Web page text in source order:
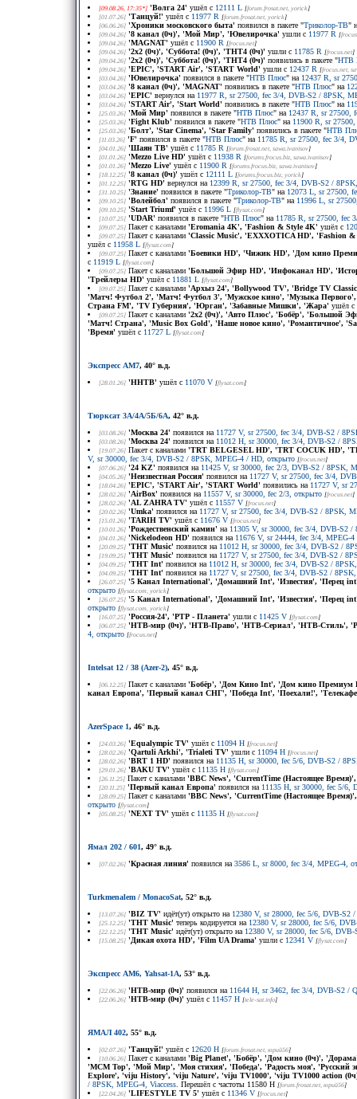
[09.08.26, 17:35*] 'Волга 24' ушёл с 12111 L [forum.frosat.net, yorick]
[01.07.26] 'Танцуй!' ушёл с 11977 R [forum.frosat.net, yorick]
[06.06.26] 'Хроники московского быта' появился в пакете "Триколор-ТВ"
[09.04.26] '8 канал (0ч)', 'Мой Мир', 'Ювелирочка' ушли с 11977 R [
[09.04.26] 'MAGNAT' ушёл с 11900 R [frocus.net]
[09.04.26] '2x2 (0ч)', 'Суббота! (0ч)', 'ТНТ4 (0ч)' ушли с 11785 R [frocus.net]
[09.04.26] '2x2 (0ч)', 'Суббота! (0ч)', 'ТНТ4 (0ч)' появились в пакете "НТВ
[09.04.26] 'EPIC', 'START Air', 'START World' ушли с 12437 R [frocus.net,
[03.04.26] 'Ювелирочка' появился в пакете "НТВ Плюс" на 12437 R, sr
[03.04.26] '8 канал (0ч)', 'MAGNAT' появились в пакете "НТВ Плюс" на
[03.04.26] 'EPIC' вернулся на 11977 R, sr 27500, fec 3/4, DVB-S2 / 8PSK,
[03.04.26] 'START Air', 'Start World' появились в пакете "НТВ Плюс" на
[25.03.26] 'Мой Мир' появился в пакете "НТВ Плюс" на 12437 R, sr 27500,
[25.03.26] 'Fight Klub' появился в пакете "НТВ Плюс" на 11900 R, sr
[25.03.26] 'Болт', 'Star Cinema', 'Star Family' появились в пакете "НТВ
[11.03.26] 'F' появился в пакете "НТВ Плюс" на 11785 R, sr 27500, fec 3/4,
[04.01.26] 'Шаян ТВ' ушёл с 11785 R [forum.frosat.net, sawa.ivanisov]
[01.01.26] 'Mezzo Live HD' ушёл с 11938 R [forums.frocus.biz, sawa.ivanisov]
[01.01.26] 'Mezzo Live' ушёл с 11900 R [forums.frocus.biz, sawa.ivanisov]
[18.12.25] '8 канал (0ч)' ушёл с 12111 L [forums.frocus.biz, yorick]
[01.12.25] 'RTG HD' вернулся на 12399 R, sr 27500, fec 3/4, DVB-S2 /
[31.10.25] 'Знание' появился в пакете "Триколор-ТВ" на 12073 L, sr 27500,
[09.10.25] 'Волейбол' появился в пакете "Триколор-ТВ" на 11996 L, sr
[09.10.25] 'Start Triumf' ушёл с 11996 L [flysat.com]
[10.07.25] 'UDAR' появился в пакете "НТВ Плюс" на 11785 R, sr 27500, fec
[09.07.25] Пакет с каналами 'Eromania 4K', 'Fashion & Style 4K' ушёл с
[09.07.25] Пакет с каналами 'Classic Music', 'EXXXOTICA HD', 'Fashion &
ушёл с 11958 L [flysat.com]
[09.07.25] Пакет с каналами 'Боевики HD', 'Чижик HD', 'Дом кино
с 11919 L [flysat.com]
[09.07.25] Пакет с каналами 'Большой Эфир HD', 'Инфоканал HD',
'Трейлеры HD' ушёл с 11881 L [flysat.com]
[09.07.25] Пакет с каналами 'Архыз 24', 'Bollywood TV', 'Bridge TV
'Матч! Футбол 2', 'Матч! Футбол 3', 'Мужское кино', 'Музыка
Страна FM', 'TV Губерния', 'Юрган', 'Забавные Мишки', 'Жара' ушёл с
[09.07.25] Пакет с каналами '2x2 (0ч)', 'Авто Плюс', 'Бобёр', 'Большой
'Матч! Страна', 'Music Box Gold', 'Наше новое кино', 'Романтичное',
'Время' ушёл с 11727 L [flysat.com]
Экспресс АМ7, 40° в.д.
[28.01.26] 'ННТВ' ушёл с 11070 V [flysat.com]
Тюрксат 3A/4A/5Б/6A, 42° в.д.
[03.08.26] 'Москва 24' появился на 11727 V, sr 27500, fec 3/4, DVB-S2 /
[03.08.26] 'Москва 24' появился на 11012 H, sr 30000, fec 3/4, DVB-S2 /
[19.07.26] Пакет с каналами 'TRT BELGESEL HD', 'TRT COCUK HD',
V, sr 30000, fec 3/4, DVB-S2 / 8PSK, MPEG-4 / HD, открыто [frocus.net]
[07.06.26] '24 KZ' появился на 11425 V, sr 30000, fec 2/3, DVB-S2 / 8PSK,
[04.05.26] 'Неизвестная Россия' появился на 11727 V, sr 27500, fec 3/4,
[18.04.26] 'EPIC', 'START Air', 'START World' появились на 11727 V, sr
[28.02.26] 'AirBox' появился на 11557 V, sr 30000, fec 2/3, открыто [frocus.net]
[28.02.26] 'AL ZAHRA TV' ушёл с 11557 V [frocus.net]
[20.02.26] 'Umka' появился на 11727 V, sr 27500, fec 3/4, DVB-S2 / 8PSK,
[15.01.26] 'TARIH TV' ушёл с 11676 V [frocus.net]
[10.01.26] 'Рождественский камин' на 11305 V, sr 30000, fec 3/4, DVB-S2 /
[04.01.26] 'Nickelodeon HD' появился на 11676 V, sr 24444, fec 3/4, MPEG-
[20.09.25] 'ТНТ Music' появился на 11012 H, sr 30000, fec 3/4, DVB-S2 /
[19.09.25] 'ТНТ Music' появился на 11727 V, sr 27500, fec 3/4, DVB-S2 /
[04.09.25] 'ТНТ Int' появился на 11012 H, sr 30000, fec 3/4, DVB-S2 /
[04.09.25] 'ТНТ Int' появился на 11727 V, sr 27500, fec 3/4, DVB-S2 /
[26.07.25] '5 Канал International', 'Домашний Int', 'Известия', 'Перец
открыто [flysat.com, yorick]
[26.07.25] '5 Канал International', 'Домашний Int', 'Известия', 'Перец
открыто [flysat.com, yorick]
[16.07.25] 'Россия-24', 'РТР - Планета' ушли с 11425 V [flysat.com]
[06.07.25] 'НТВ-мир (0ч)', 'НТВ-Право', 'НТВ-Сериал', 'НТВ-Стиль',
4, открыто [frocus.net]
Intelsat 12 / 38 (Azer-2), 45° в.д.
[06.12.25] Пакет с каналами 'Бобёр', 'Дом Кино Int', 'Дом кино Премиум
канал Европа', 'Первый канал СНГ', 'Победа Int', 'Поехали!',
AzerSpace 1, 46° в.д.
[24.03.26] 'Equalympic TV' ушёл с 11094 H [frocus.net]
[28.02.26] 'Qartuli Arkhi', 'Trialeti TV' ушли с 11094 H [frocus.net]
[28.02.26] 'BRT 1 HD' появился на 11135 H, sr 30000, fec 5/6, DVB-S2 /
[29.01.26] 'BAKU TV' ушёл с 11135 H [flysat.com]
[26.11.25] Пакет с каналами 'BBC News', 'CurrentTime (Настоящее
[20.11.25] 'Первый канал Европа' появился на 11135 H, sr 30000, fec 5/6,
[28.09.25] Пакет с каналами 'BBC News', 'CurrentTime (Настоящее
открыто [flysat.com]
[05.08.25] 'NEXT TV' ушёл с 11135 H [flysat.com]
Ямал 202 / 601, 49° в.д.
[07.02.26] 'Красная линия' появился на 3586 L, sr 8000, fec 3/4, MPEG-4,
Turkmenalem / MonacoSat, 52° в.д.
[13.07.26] 'BIZ TV' идёт(ут) открыто на 12380 V, sr 28000, fec 5/6, DVB-S2
[25.12.25] 'ТНТ Music' теперь кодируется на 12380 V, sr 28000, fec 5/6,
[22.12.25] 'ТНТ Music' идёт(ут) открыто на 12380 V, sr 28000, fec 5/6,
[15.08.25] 'Дикая охота HD', 'Film UA Drama' ушли с 12341 V [flysat.com]
Экспресс AM6, Yahsat-1A, 53° в.д.
[22.06.26] 'НТВ-мир (0ч)' появился на 11644 H, sr 3462, fec 3/4, DVB-S2 /
[22.06.26] 'НТВ-мир (0ч)' ушёл с 11457 H [tele-sat.info]
ЯМАЛ 402, 55° в.д.
[02.07.26] 'Танцуй!' ушёл с 12620 H [forum.frosat.net, юрий56]
[10.06.26] Пакет с каналами 'Big Planet', 'Бобёр', 'Дом кино (0ч)',
'MCM Top', 'Мой Мир', 'Моя стихия', 'Победа', 'Радость моя', 'Русский
Explore', 'viju History', 'viju Nature', 'viju TV1000', 'viju TV1000 action
/ 8PSK, MPEG-4, Viaccess . Перешёл с частоты 11580 H [forum.frosat.net, юрий56]
[22.04.26] 'LIFESTYLE TV 5' ушёл с 11346 V [frocus.net]